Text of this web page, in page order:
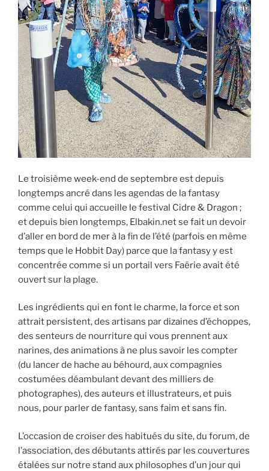
Le troisième week-end de septembre est depuis
longtemps ancré dans les agendas de la fantasy
comme celui qui accueille le festival Cidre & Dragon ;
et depuis bien longtemps, Elbakin.net se fait un devoir
d’aller en bord de mer à la fin de l’été (parfois en même
temps que le Hobbit Day) parce que la fantasy y est
concentrée comme si un portail vers Faërie avait été
ouvert sur la plage.
Les ingrédients qui en font le charme, la force et son
attrait persistent, des artisans par dizaines d’échoppes,
des senteurs de nourriture qui vous prennent aux
narines, des animations à ne plus savoir les compter
(du lancer de hache au béhourd, aux compagnies
costumées déambulant devant des milliers de
photographes), des auteurs et illustrateurs, et puis
nous, pour parler de fantasy, sans faim et sans fin.
L’occasion de croiser des habitués du site, du forum, de
l’association, des débutants attirés par les couvertures
étalées sur notre stand aux philosophes d’un jour qui